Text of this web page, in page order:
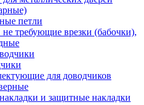
петли
требующие врезки (бабочки),
для доводчиков
и защитные накладки